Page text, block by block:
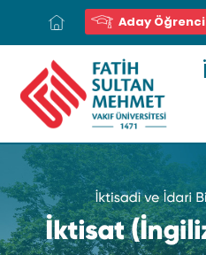
Aday Öğrenci